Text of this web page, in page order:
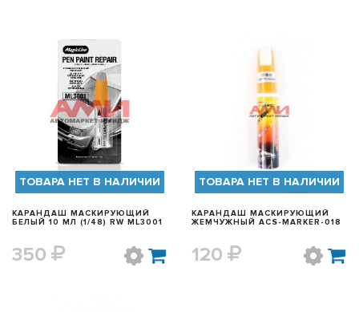
БЫСТРЫЙ ПРОСМОТР
ТОВАРА НЕТ В НАЛИЧИИ
КАРАНДАШ МАСКИРУЮЩИЙ
БЕЛЫЙ 10 МЛ (1/48) RW ML3001
350
БЫСТРЫЙ ПРОСМОТР
ТОВАРА НЕТ В НАЛИЧИИ
КАРАНДАШ МАСКИРУЮЩИЙ
ЖЕМЧУЖНЫЙ ACS-MARKER-018
120